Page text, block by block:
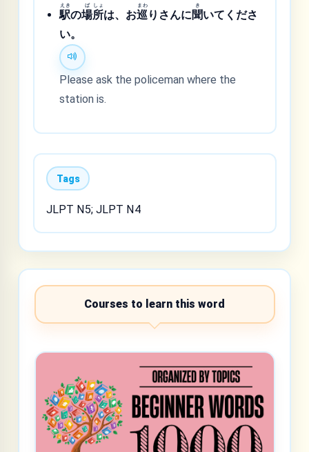
駅
えき
の場
ば
所
しょ
は、お巡
まわ
りさんに聞
き
いてくださ
い。
Please ask the policeman where the
station is.
Tags
JLPT N5; JLPT N4
Courses to learn this word